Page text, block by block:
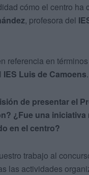
cómo el centro
, profesora del
referencia en
IES Luis de Camoens.
de presentar el
¿Fue una
en el centro?
trabajo al
las actividades